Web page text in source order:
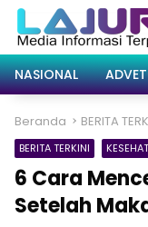
Langsung
konten
NASIONAL
Beranda BERITA
BERITA TERKINI
6 Cara
Setelah